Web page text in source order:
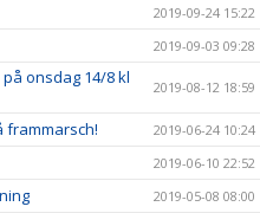
2019-09-24 15:22
2019-09-03 09:28
onsdag 14/8 kl
2019-08-12 18:59
frammarsch! 2019-06-24 10:24
2019-06-10 22:52
2019-05-08 08:00